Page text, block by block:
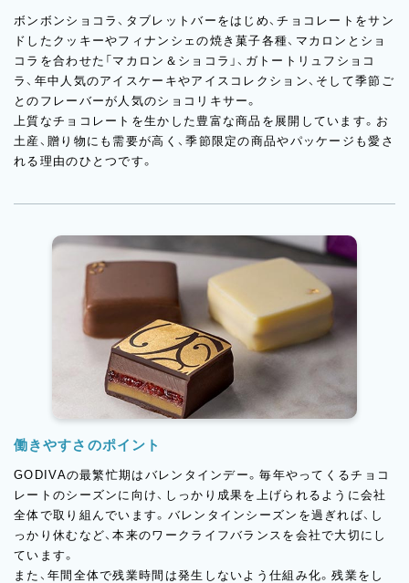
ボンボンショコラ、タブレットバーをはじめ、チョコレートをサン
ドしたクッキーやフィナンシェの焼き菓子各種、マカロンとショ
コラを合わせた「マカロン＆ショコラ」、ガトートリュフショコ
ラ、年中人気のアイスケーキやアイスコレクション、そして季節ご
とのフレーバーが人気のショコリキサー。
上質なチョコレートを生かした豊富な商品を展開しています。お
土産、贈り物にも需要が高く、季節限定の商品やパッケージも愛さ
れる理由のひとつです。
働きやすさのポイント
GODIVAの最繁忙期はバレンタインデー。毎年やってくるチョコ
レートのシーズンに向け、しっかり成果を上げられるように会社
全体で取り組んでいます。バレンタインシーズンを過ぎれば、し
っかり休むなど、本来のワークライフバランスを会社で大切にし
ています。
また、年間全体で残業時間は発生しないよう仕組み化。残業をし